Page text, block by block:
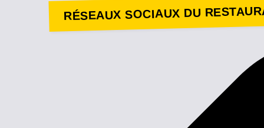
RÉSEAUX SOCIAUX DU